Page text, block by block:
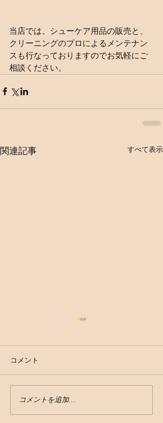
当店では、シューケア用品の販売と、
クリーニングのプロによるメンテナン
スも行なっておりますのでお気軽にご
相談ください。
関連記事 すべて表示
【あなたの足に合うつま
先の形】
コメント
コメントを追加…